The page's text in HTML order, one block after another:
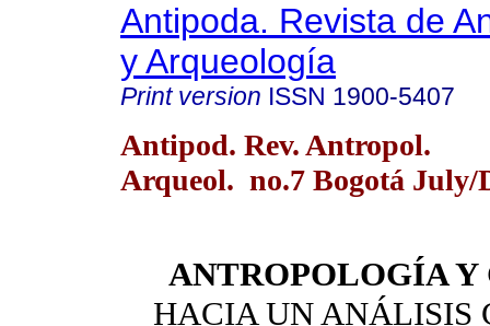
Antipoda. Revista de
y Arqueología
Print version ISSN 1900-5407
Antipod. Rev. Antropol.
Arqueol. no.7 Bogotá July/
ANTROPOLOGÍA Y
HACIA UN ANÁLISIS